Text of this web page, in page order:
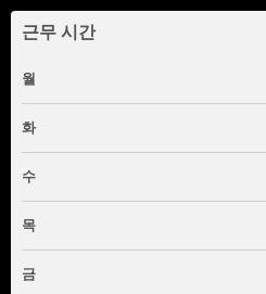
근무 시간
월
화
수
목
금